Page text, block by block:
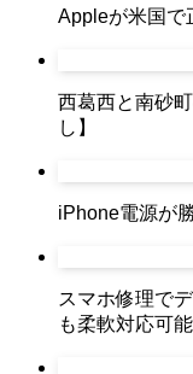
Appleが米国で
西葛西と南砂
し】
iPhone電源が
スマホ修理で
も柔軟対応可能